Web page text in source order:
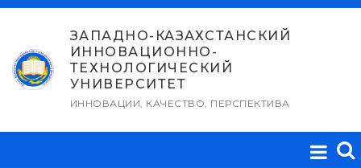
Перейти
содержимому
ЗАПАДНО-КАЗАХСТАНСКИЙ
ИННОВАЦИОННО-
ТЕХНОЛОГИЧЕСКИЙ
УНИВЕРСИТЕТ
ИННОВАЦИИ, КАЧЕСТВО, ПЕРСПЕКТИВА